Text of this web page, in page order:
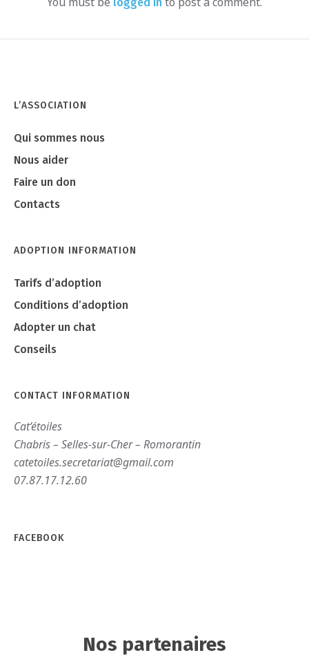
L’ASSOCIATION
Qui sommes nous
Nous aider
Faire un don
Contacts
ADOPTION INFORMATION
Tarifs d’adoption
Conditions d’adoption
Adopter un chat
Conseils
CONTACT INFORMATION
Cat’étoiles
Chabris – Selles-sur-Cher – Romorantin
catetoiles.secretariat@gmail.com
07.87.17.12.60
FACEBOOK
Nos partenaires